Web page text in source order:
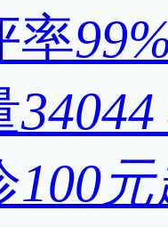
率
34044
100